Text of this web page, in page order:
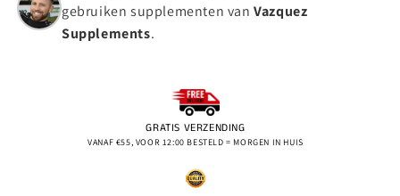
gebruiken supplementen vanVazquez
Supplements.
GRATIS VERZENDING
VANAF €55, VOOR 12:00 BESTELD = MORGEN IN HUIS